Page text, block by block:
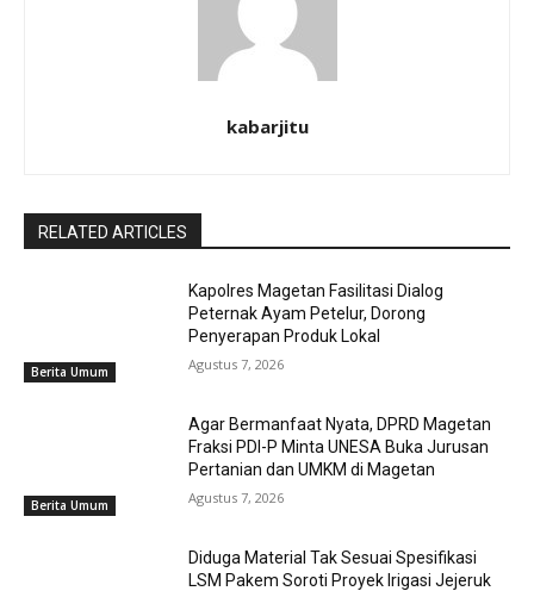
kabarjitu
RELATED ARTICLES
Berita Umum
Kapolres Magetan Fasilitasi Dialog
Peternak Ayam Petelur, Dorong
Penyerapan Produk Lokal
Agustus 7, 2026
Berita Umum
Agar Bermanfaat Nyata, DPRD Magetan
Fraksi PDI-P Minta UNESA Buka Jurusan
Pertanian dan UMKM di Magetan
Agustus 7, 2026
Diduga Material Tak Sesuai Spesifikasi
LSM Pakem Soroti Proyek Irigasi Jejeruk